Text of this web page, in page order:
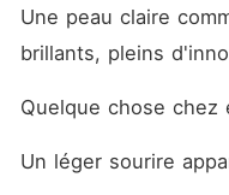
Une peau claire
brillants, pleins
Quelque chose chez
Un léger sourire